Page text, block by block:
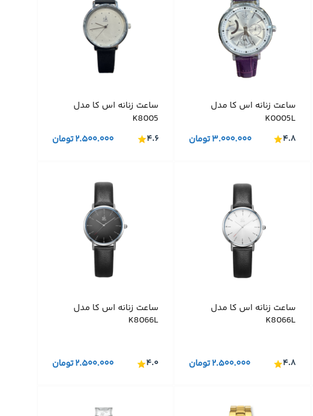
ساعت زنانه اس کا مدل
K0005L
۳.۰۰۰.۰۰۰تومان ۴.۸
ساعت زنانه اس کا مدل
K8005
۲.۵۰۰.۰۰۰تومان ۴.۶
ساعت زنانه اس کا مدل
K8066L
۲.۵۰۰.۰۰۰تومان ۴.۸
ساعت زنانه اس کا مدل
K8066L
۲.۵۰۰.۰۰۰تومان ۴.۰